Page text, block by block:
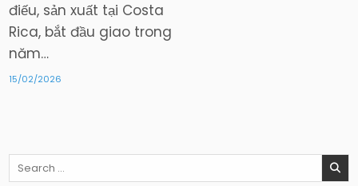
điếu, sản xuất tại Costa
Rica, bắt đầu giao trong
năm…
15/02/2026
Search
for: